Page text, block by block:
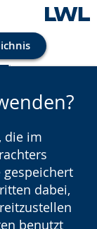
die im
gespeichert
dabei,
benutzt